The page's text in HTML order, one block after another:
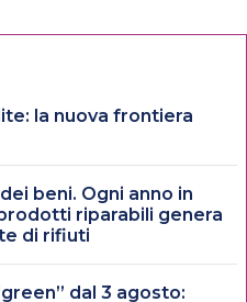
la nuova frontiera
beni. Ogni anno in
riparabili genera
di rifiuti
dal 3 agosto: